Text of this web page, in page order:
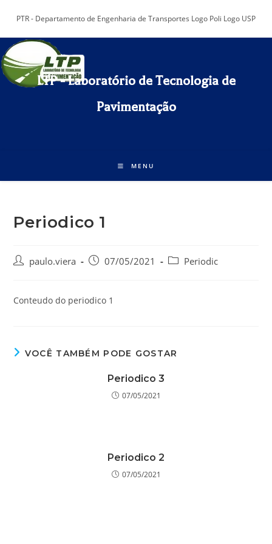
para
o
conteúdo
PTR - Departamento de Engenharia de Transportes Logo Poli Logo USP
LTP - Laboratório de Tecnologia de
Pavimentação​
MENU
Periodico 1
Autorpaulo.viera
Post07/05/2021
Categoria
Periodic
Conteudo do periodico 1
VOCÊ TAMBÉM PODE GOSTAR
Periodico 3
07/05/2021
Periodico 2
07/05/2021